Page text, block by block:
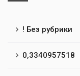
! Без рубрики
0,3340957518